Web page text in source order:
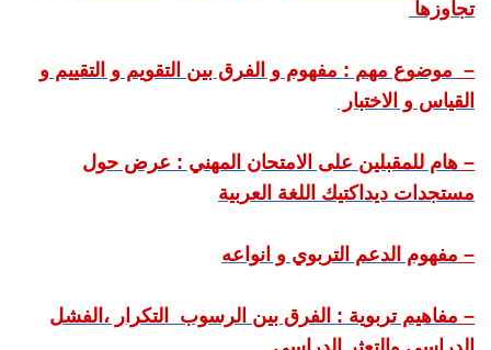
تجاوزها
– موضوع مهم : مفهوم و الفرق بين التقويم و التقييم و
القياس و الاختبار
– هام للمقبلين على الامتحان المهني : عرض حول
مستجدات ديداكتيك اللغة العربية
– مفهوم الدعم التربوي و انواعه
– مفاهيم تربوية : الفرق بين الرسوب التكرار ،الفشل